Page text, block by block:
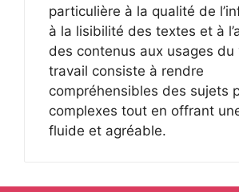
particulière à la qualité de
à la lisibilité des textes et à
des contenus aux usages du
travail consiste à rendre
compréhensibles des sujets
complexes tout en offrant
fluide et agréable.